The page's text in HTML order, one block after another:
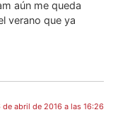
aún me queda
verano que ya
de abril de 2016 a las 16:26